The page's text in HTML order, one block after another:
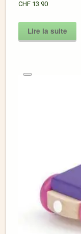
CHF 13.90
Lire la suite